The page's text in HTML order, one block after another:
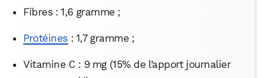
Fibres : 1,6 gramme ;
Protéines : 1,7 gramme ;
Vitamine C : 9 mg (15% de l’apport journalier